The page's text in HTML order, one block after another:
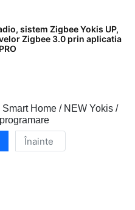
sistem Zigbee Yokis UP,
Zigbee 3.0 prin aplicatia
Smart Home / NEW Yokis /
Înainte